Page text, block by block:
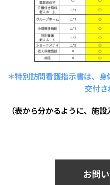
＊特別訪問看護指示書は、
交付さ
（表から分かるように、施
お問